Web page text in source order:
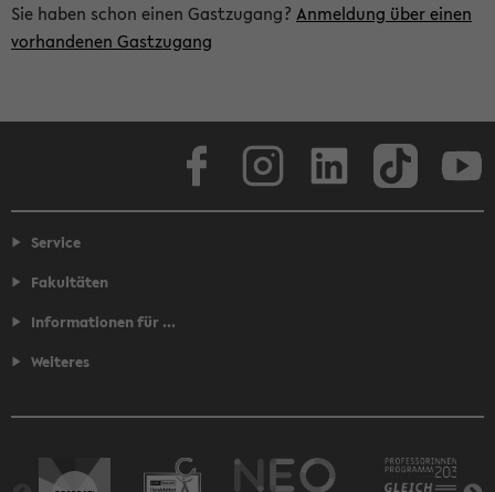
Sie haben schon einen Gastzugang? Anmeldung über einen
vorhandenen Gastzugang
Service
Fakultäten
Informationen für ...
Weiteres